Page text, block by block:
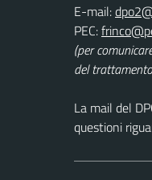
E-mail:
PEC:
(per
del
La mail del
questioni